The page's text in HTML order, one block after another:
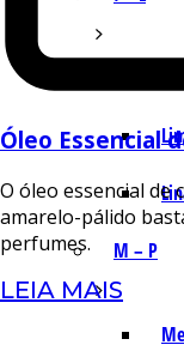
M – P
Óleo Essencial
O óleo essencial
amarelo-pálido
perfumes.
LEIA MAIS